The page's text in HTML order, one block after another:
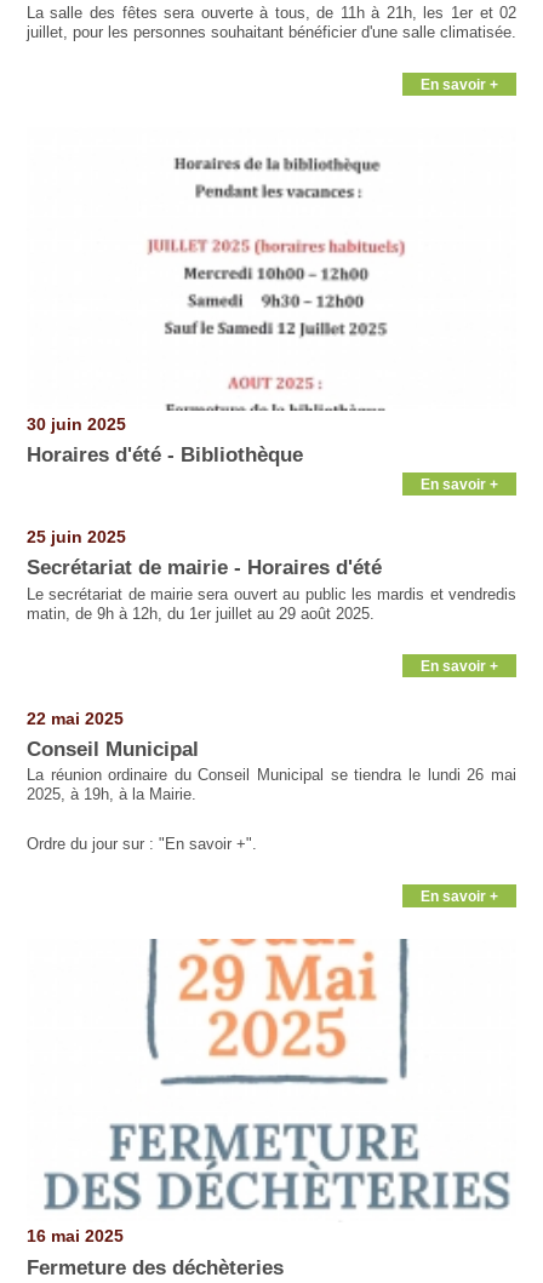
La salle des fêtes sera ouverte à tous, de 11h à 21h, les 1er et 02
juillet, pour les personnes souhaitant bénéficier d'une salle climatisée.
En savoir +
30 juin 2025
Horaires d'été - Bibliothèque
En savoir +
25 juin 2025
Secrétariat de mairie - Horaires d'été
Le secrétariat de mairie sera ouvert au public les mardis et vendredis
matin, de 9h à 12h, du 1er juillet au 29 août 2025.
En savoir +
22 mai 2025
Conseil Municipal
La réunion ordinaire du Conseil Municipal se tiendra le lundi 26 mai
2025, à 19h, à la Mairie.
Ordre du jour sur : "En savoir +".
En savoir +
16 mai 2025
Fermeture des déchèteries